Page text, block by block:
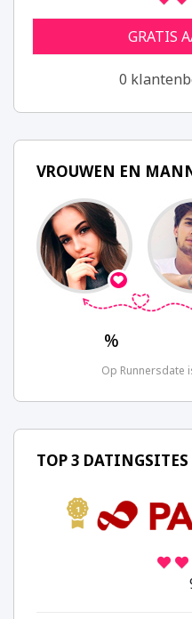
GRATIS
0
VROUWEN EN
%
Op Runnersdate
TOP 3 DATINGSITES
1